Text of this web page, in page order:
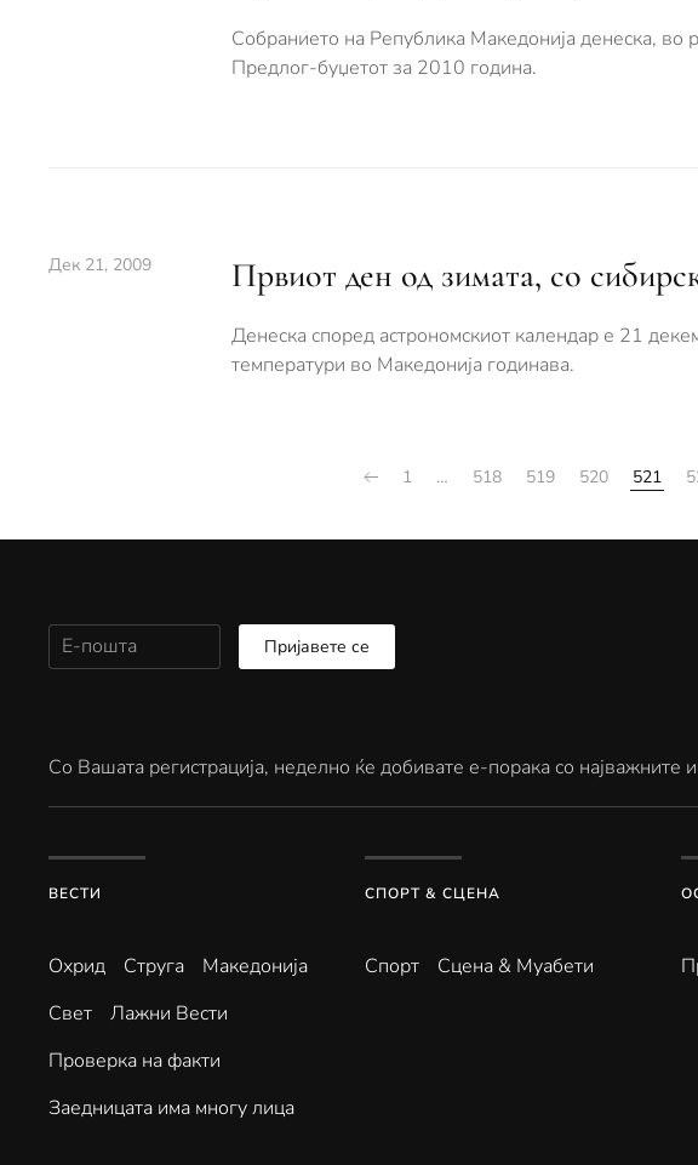
Собранието на Република Македонија денеска, во
Предлог-буџетот за 2010 година.
Дек 21, 2009 Првиот ден од зимата, со
Денеска според астрономскиот календар е 21
температури во Македонија годинава.
1 … 518 519 520 521
Пријавете се
Со Вашата регистрација, неделно ќе добивате е-порака со најважните
ВЕСТИ
Охрид Струга
Македонија
Свет
Лажни Вести
Проверка на факти
Заедницата има многу лица
СПОРТ & СЦЕНА
Спорт Сцена & Муабети